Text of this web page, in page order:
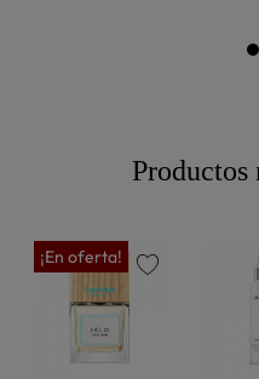
Productos
¡En oferta!